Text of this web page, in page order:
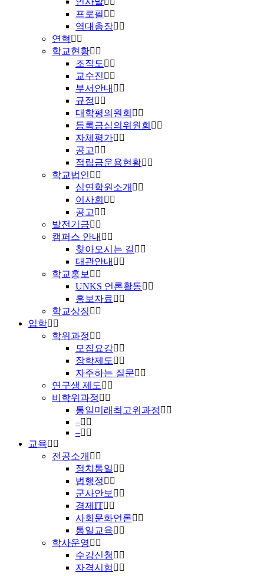
프로필
역대총장
연혁
학교현황
조직도
교수진
부서안내
규정
대학평의원회
등록금심의위원회
자체평가
공고
적립금운용현황
학교법인
심연학원소개
이사회
공고
발전기금
캠퍼스 안내
찾아오시는 길
대관안내
학교홍보
UNKS 언론활동
홍보자료
학교상징
입학
학위과정
모집요강
장학제도
자주하는 질문
연구생 제도
비학위과정
통일미래최고위과정
–
–
교육
전공소개
정치통일
법행정
군사안보
경제IT
사회문화언론
통일교육
학사운영
수강신청
자격시험